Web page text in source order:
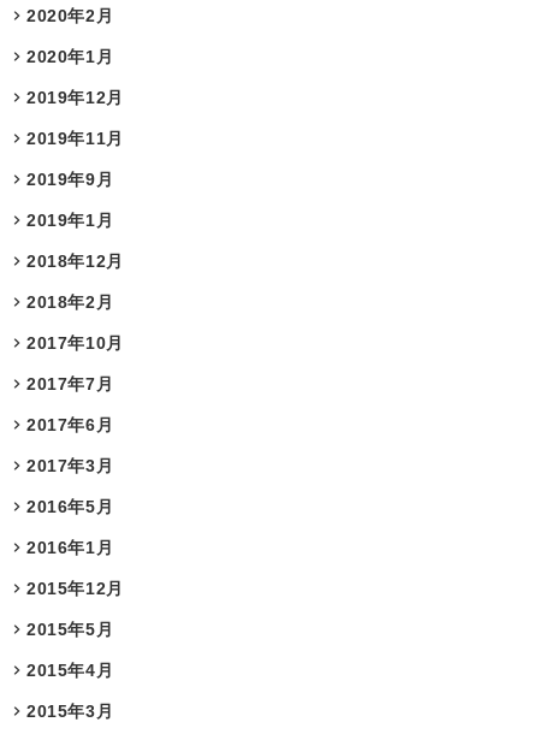
2020年2月
2020年1月
2019年12月
2019年11月
2019年9月
2019年1月
2018年12月
2018年2月
2017年10月
2017年7月
2017年6月
2017年3月
2016年5月
2016年1月
2015年12月
2015年5月
2015年4月
2015年3月